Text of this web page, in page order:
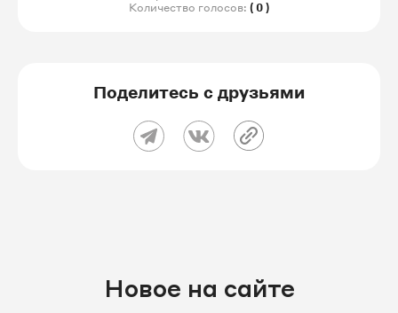
Количество голосов: ( 0 )
Поделитесь с друзьями
Новое на сайте